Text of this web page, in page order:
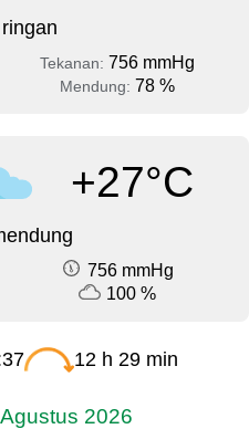
Tekanan: 756 mmHg
Mendung: 78 %
+27°C
756 mmHg
100 %
12 h 29 min
2026